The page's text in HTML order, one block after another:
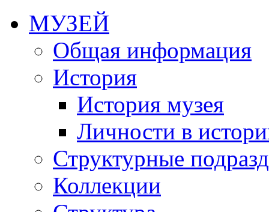
МУЗЕЙ
Общая информация
История
История музея
Личности в
Структурные
Коллекции